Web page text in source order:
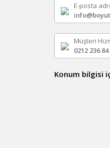
E-posta
Müşteri
0212 236 84
Konum bilgisi